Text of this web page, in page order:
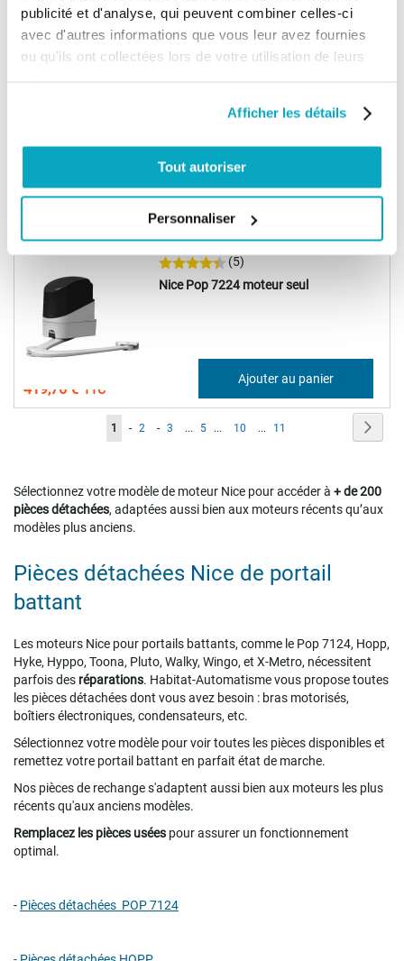
publicité et d'analyse, qui peuvent combiner celles-ci
avec d'autres informations que vous leur avez fournies
ou qu'ils ont collectées lors de votre utilisation de leurs
Afficher les détails
Tout autoriser
Personnaliser
Sélectionnez votre modèle de moteur Nice pour accéder à + de 200
pièces détachées, adaptées aussi bien aux moteurs récents qu’aux
modèles plus anciens.
Pièces détachées Nice de portail
battant
Les moteurs Nice pour portails battants, comme le Pop 7124, Hopp,
Hyke, Hyppo, Toona, Pluto, Walky, Wingo, et X-Metro, nécessitent
parfois des réparations. Habitat-Automatisme vous propose toutes
les pièces détachées dont vous avez besoin : bras motorisés,
boîtiers électroniques, condensateurs, etc.
Sélectionnez votre modèle pour voir toutes les pièces disponibles et
remettez votre portail battant en parfait état de marche.
Nos pièces de rechange s'adaptent aussi bien aux moteurs les plus
récents qu'aux anciens modèles.
Remplacez les pièces usées pour assurer un fonctionnement
optimal.
- Pièces détachées POP 7124
LIVRAISON OFFERTE
(3)
501,42 €
Nice Pop 7224 moteur seul
(5)
419,76 €
Ajouter au panier
Page
Vous
la
page
1 - Page
2 - Page
3 ... 5 ... 10 ... Page
11